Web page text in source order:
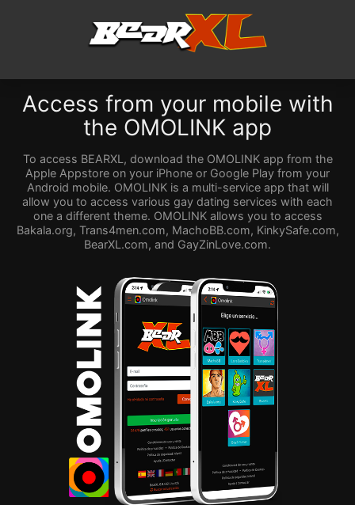
Access from your mobile with
the OMOLINK app
To access BEARXL, download the OMOLINK app from the
Apple Appstore on your iPhone or Google Play from your
Android mobile. OMOLINK is a multi-service app that will
allow you to access various gay dating services with each
one a different theme. OMOLINK allows you to access
Bakala.org, Trans4men.com, MachoBB.com, KinkySafe.com,
BearXL.com, and GayZinLove.com.